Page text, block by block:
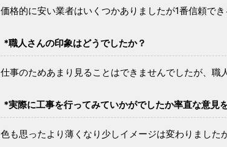
価格的に安い業者はいくつかありましたが1番信頼でき
*職人さんの印象はどうでしたか？
仕事のためあまり見ることはできませんでしたが、職
*実際に工事を行ってみていかがでしたか率直な意見
色も思ったより薄くなり少しイメージは変わりました